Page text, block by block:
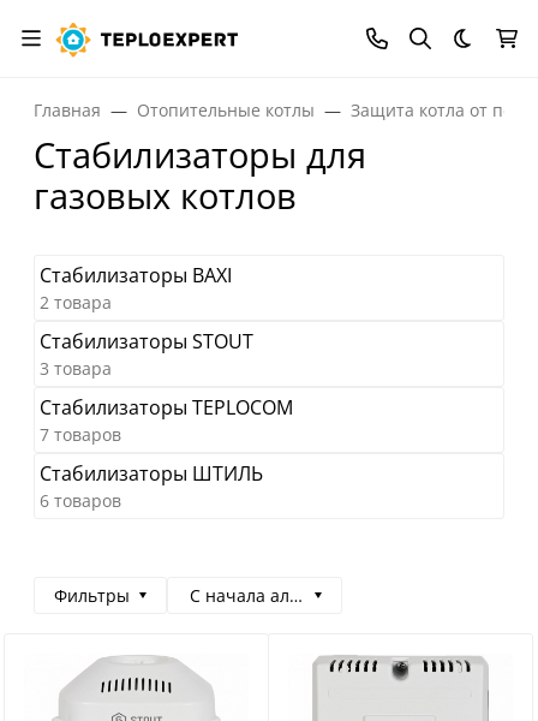
Темная
Главная Отопительные котлы Защита котла от
Стабилизаторы для
газовых котлов
Стабилизаторы BAXI
2 товара
Стабилизаторы STOUT
3 товара
Стабилизаторы TEPLOCOM
7 товаров
Стабилизаторы ШТИЛЬ
6 товаров
Фильтры С начала алфавита